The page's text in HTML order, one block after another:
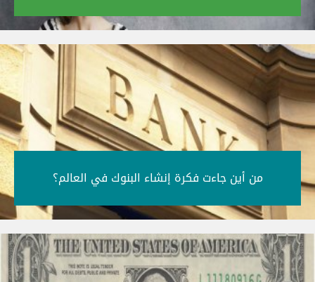
من أين جاءت فكرة إنشاء البنوك في العالم؟‎